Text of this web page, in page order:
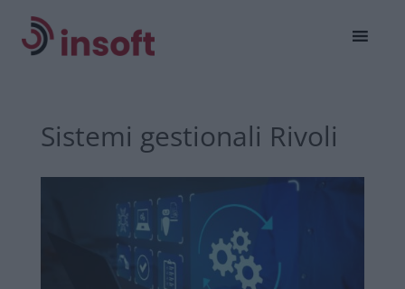
Sistemi gestionali Rivoli